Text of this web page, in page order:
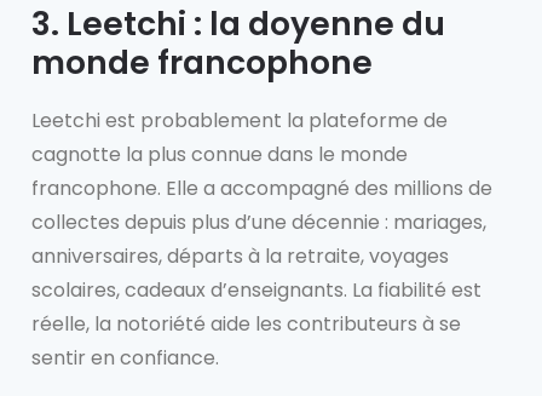
3. Leetchi : la doyenne du
monde francophone
Leetchi est probablement la plateforme de
cagnotte la plus connue dans le monde
francophone. Elle a accompagné des millions de
collectes depuis plus d’une décennie : mariages,
anniversaires, départs à la retraite, voyages
scolaires, cadeaux d’enseignants. La fiabilité est
réelle, la notoriété aide les contributeurs à se
sentir en confiance.